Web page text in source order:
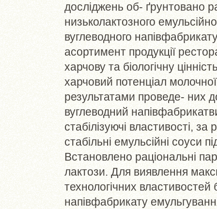
досліджень об- ґрунтовано
низьколактозного
вуглеводного
асортимент продукції
харчову та біологічну
харчовий потенціал
результатами проведе- них
вуглеводний
стабілізуючі властивості,
стабільні емульсійні соуси
Встановлено раціональні
лактози. Для виявлення
технологічних властивостей
напівфабрикату